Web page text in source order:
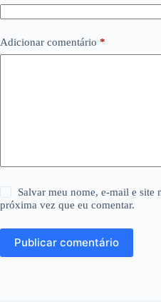
Adicionar comentário *
Salvar meu nome, e-mail e site
próxima vez que eu comentar.
Publicar comentário